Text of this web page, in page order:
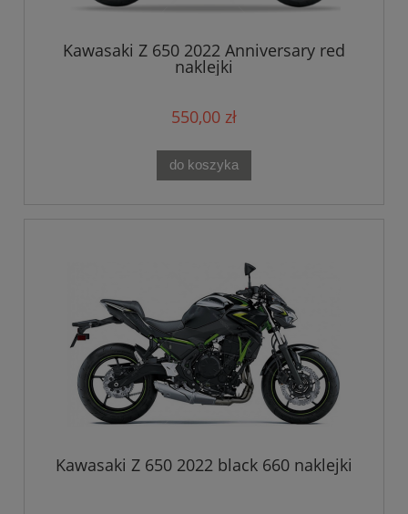
Kawasaki Z 650 2022 Anniversary red
naklejki
550,00 zł
do koszyka
Kawasaki Z 650 2022 black 660 naklejki